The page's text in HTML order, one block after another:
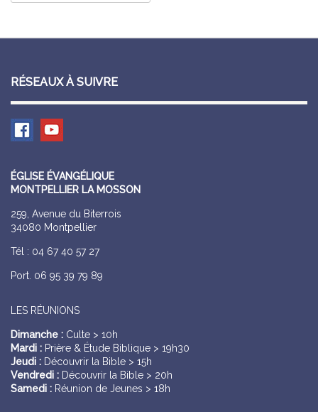
RÉSEAUX À SUIVRE
ÉGLISE ÉVANGÉLIQUE
MONTPELLIER LA MOSSON
259, Avenue du Biterrois
34080 Montpellier
Tél : 04 67 40 57 27
Port. 06 95 39 79 89
LES RÉUNIONS
Dimanche : Culte > 10h
Mardi : Prière & Étude Biblique > 19h30
Jeudi : Découvrir la Bible > 15h
Vendredi : Découvrir la Bible > 20h
Samedi : Réunion de Jeunes > 18h